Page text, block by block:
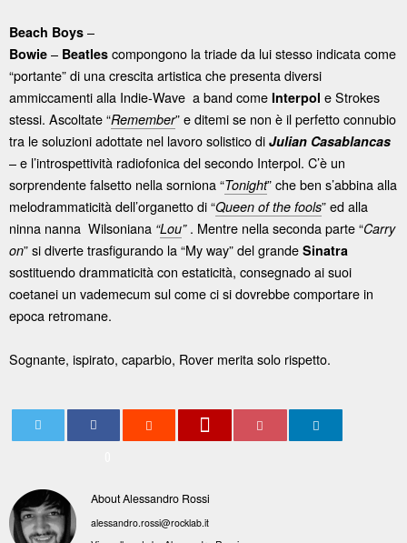
Beach Boys –
Bowie – Beatles compongono la triade da lui stesso indicata come
“portante” di una crescita artistica che presenta diversi
ammiccamenti alla Indie-Wave a band come Interpol e Strokes
stessi. Ascoltate “Remember” e ditemi se non è il perfetto connubio
tra le soluzioni adottate nel lavoro solistico di Julian Casablancas
– e l’introspettività radiofonica del secondo Interpol. C’è un
sorprendente falsetto nella sorniona “Tonight” che ben s’abbina alla
melodrammaticità dell’organetto di “Queen of the fools” ed alla
ninna nanna Wilsoniana “Lou”. Mentre nella seconda parte “Carry
on” si diverte trasfigurando la “My way” del grande Sinatra
sostituendo drammaticità con estaticità, consegnado ai suoi
coetanei un vademecum sul come ci si dovrebbe comportare in
epoca retromane.
Sognante, ispirato, caparbio, Rover merita solo rispetto.
About Alessandro Rossi
alessandro.rossi@rocklab.it